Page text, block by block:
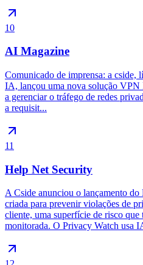
10
AI Magazine
Comunicado de imprensa: a cside,
IA, lançou uma nova solução VPN
a gerenciar o tráfego de redes
a requisit...
11
Help Net Security
A Cside anunciou o lançamento
criada para prevenir violações de
cliente, uma superfície de risco que
monitorada. O Privacy Watch usa